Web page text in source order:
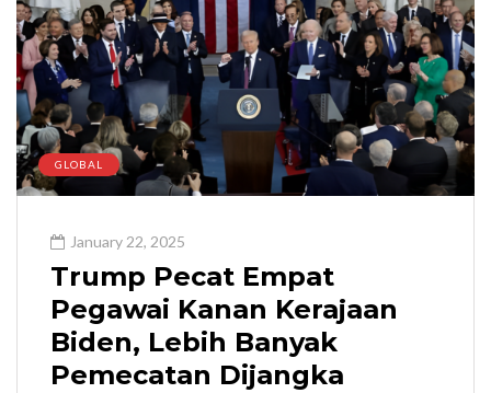
GLOBAL
January 22, 2025
Trump Pecat Empat
Pegawai Kanan Kerajaan
Biden, Lebih Banyak
Pemecatan Dijangka